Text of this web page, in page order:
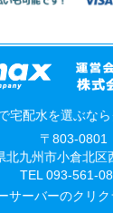
宅配水を選ぶな
〒803-0801
北九州市小倉北区
TEL 093-561-
サーバーのクリク